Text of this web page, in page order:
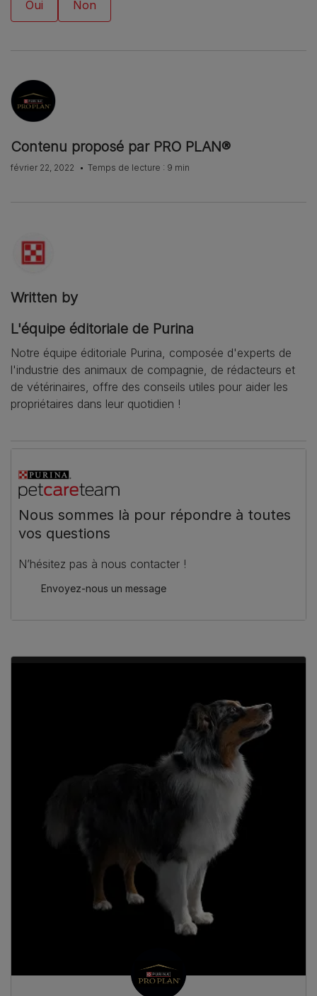
Contenu proposé par PRO PLAN®
février 22, 2022 Temps de lecture : 9 min
Written by
L'équipe éditoriale de Purina
Notre équipe éditoriale Purina, composée d'experts de
l'industrie des animaux de compagnie, de rédacteurs et
de vétérinaires, offre des conseils utiles pour aider les
propriétaires dans leur quotidien !
Nous sommes là pour répondre à toutes
vos questions
N’hésitez pas à nous contacter !
Envoyez-nous un message